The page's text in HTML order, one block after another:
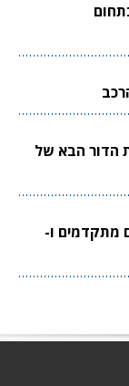
הדור הבא של
מתקדמים ו-